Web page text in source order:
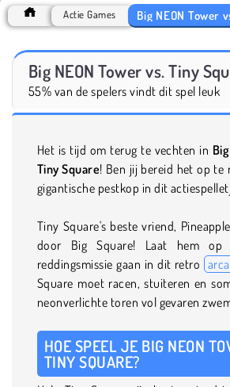
Actie Games Big NEON Tower
Big NEON Tower vs. Tiny
55% van de spelers vindt dit spel leuk
Het is tijd om terug te vechten in
Tiny Square! Ben jij bereid het op te
gigantische pestkop in dit
Tiny Square's beste vriend,
door Big Square! Laat hem op
reddingsmissie gaan in dit retro
Square moet racen, stuiteren en
neonverlichte toren vol gevaren
HOE SPEEL JE BIG NEON
TINY SQUARE?